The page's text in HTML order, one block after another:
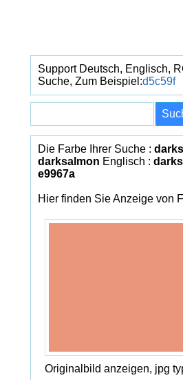
Support Deutsch, Englisch,
Suche, Zum Beispiel:d5c59f
Die Farbe Ihrer Suche :
darksalmon Englisch :
e9967a
Hier finden Sie Anzeige von
Originalbild anzeigen, jpg